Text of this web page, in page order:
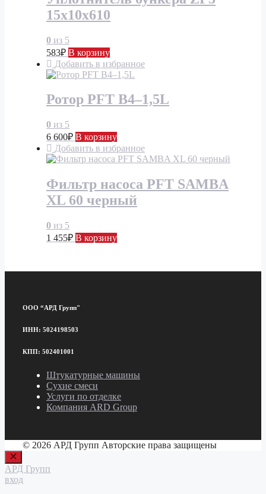
15x10x610
0 из 5
583₽ В корзину
Добавить в избранное
Ротор PFT В4–1,5L
0 из 5
6 600₽ В корзину
Добавить в избранное
Фильтр насоса PFT SAMBA
XL 60 черный
0 из 5
1 455₽ В корзину
ООО “АРД Групп"
ИНН: 5024198503
КПП: 502401001
Штукатурные машины
Сухие смеси
Услуги по отделке
Компания ARD Group
© 2026 АРД Групп Авторские права защищены
Закрыть
АРД Групп
вход